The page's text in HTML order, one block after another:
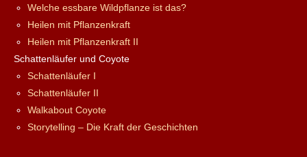
Welche essbare Wildpflanze ist das?
Heilen mit Pflanzenkraft
Heilen mit Pflanzenkraft II
Schattenläufer und Coyote
Schattenläufer I
Schattenläufer II
Walkabout Coyote
Storytelling – Die Kraft der Geschichten